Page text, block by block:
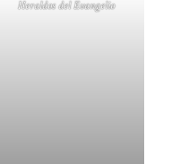
Heraldos del Evangelio